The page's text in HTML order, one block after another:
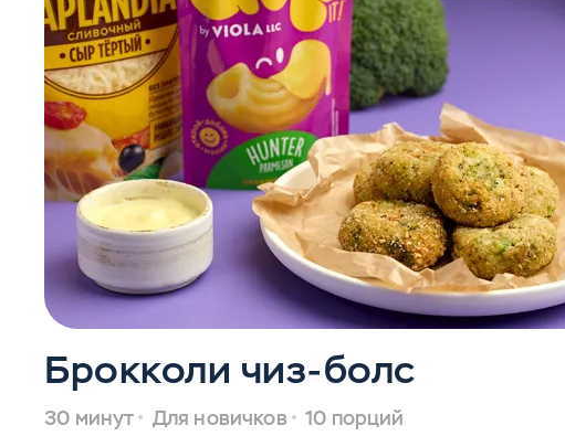
Брокколи чиз-болс
30 минут Для новичков 10 порций